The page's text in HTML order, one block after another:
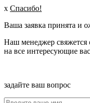
x Спасибо!
Ваша заявка принята и
Наш менеджер свяжется
на все интересующие
задайте ваш вопрос